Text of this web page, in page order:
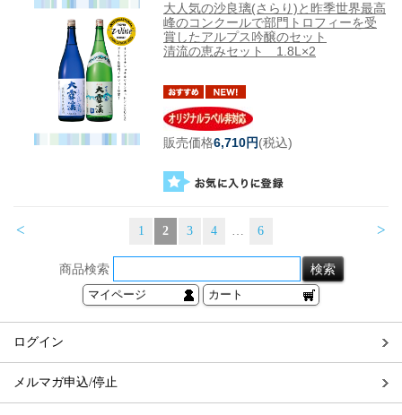
大人気の沙良璃(さらり)と昨季世界最高
峰のコンクールで部門トロフィーを受
賞したアルプス吟醸のセット
清流の恵みセット 1.8L×2
販売価格6,710円(税込)
< >
1 2 3 4 … 6
商品検索
マイページ カート
ログイン
メルマガ申込/停止